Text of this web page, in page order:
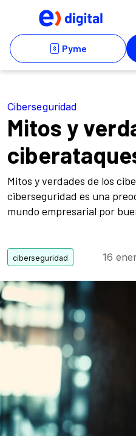
Ciberseguridad
Mitos y
Mitos y verdades de los
ciberseguridad es una
mundo empresarial por
16